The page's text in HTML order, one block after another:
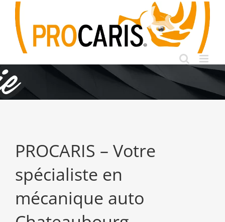
Passer
contenu
PROCARIS – Votre
spécialiste en
mécanique auto